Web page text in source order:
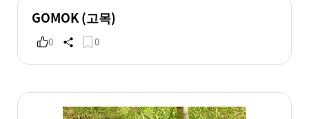
GOMOK (고목)
0 0